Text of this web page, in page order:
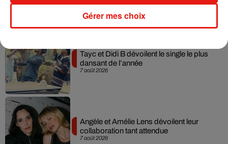
7 août 2026
Tayc et Didi B dévoilent le single le plus
dansant de l’année
7 août 2026
Angèle et Amélie Lens dévoilent leur
collaboration tant attendue
Gérer mes choix